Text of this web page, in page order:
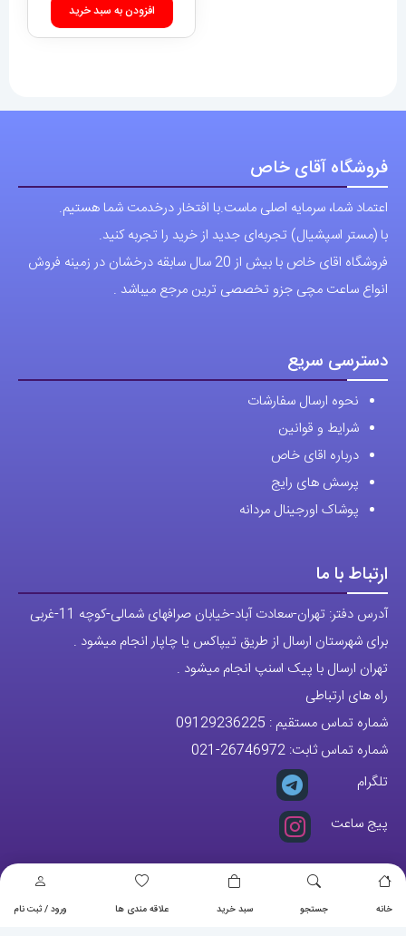
خانه جستجو سبد خرید علاقه مندی ها ورود / ثبت نام
افزودن به سبد خرید
فروشگاه آقای خاص
اعتماد شما، سرمایه اصلی ماست.با افتخار درخدمت شما هستیم.
با (مستر اسپشیال) تجربه‌ای جدید از خرید را تجربه کنید.
فروشگاه اقای خاص با بیش از 20 سال سابقه درخشان در زمینه فروش
انواع ساعت مچی جزو تخصصی ترین مرجع میباشد .
دسترسی سریع
نحوه ارسال سفارشات
شرایط و قوانین
درباره اقای خاص
پرسش های رایج
پوشاک اورجینال مردانه
ارتباط با ما
آدرس دفتر: تهران-سعادت آباد-خیابان صرافهای شمالی-کوچه 11-غربی
برای شهرستان ارسال از طریق تیپاکس یا چاپار انجام میشود .
تهران ارسال با پیک اسنپ انجام میشود .
راه های ارتباطی
شماره تماس مستقیم : 09129236225
شماره تماس ثابت: 26746972
-021
تلگرام
پیج ساعت
مجوزها